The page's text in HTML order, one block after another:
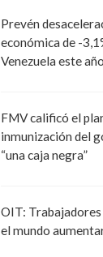
Prevén
económica de -
Venezuela este año
FMV calificó el
inmunización del
“una caja negra”
OIT:
el mundo